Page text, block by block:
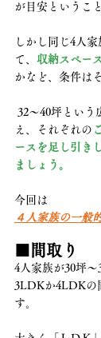
が目安というこ
しかし同じ4人家
て、 収納スペー
かなど、条件は
え、それぞれの
ースを足し引き
ましょう。
今回は
４人家族の一般
■間取り
4人家族が30坪〜
3LDKか4LDKの
す。